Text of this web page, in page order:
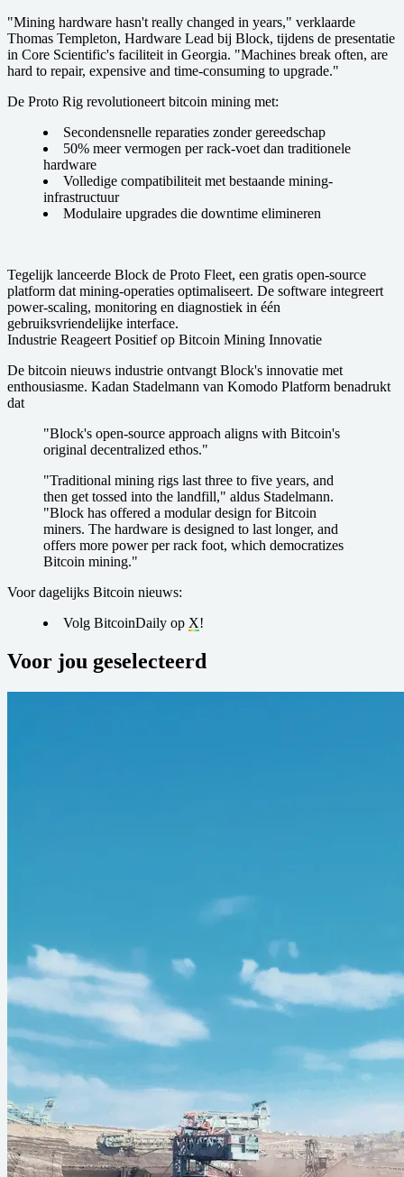
"Mining hardware hasn't really changed in years," verklaarde
Thomas Templeton, Hardware Lead bij Block, tijdens de presentatie
in Core Scientific's faciliteit in Georgia. "Machines break often, are
hard to repair, expensive and time-consuming to upgrade."
De Proto Rig revolutioneert bitcoin mining met:
Secondensnelle reparaties zonder gereedschap
50% meer vermogen per rack-voet dan traditionele
hardware
Volledige compatibiliteit met bestaande mining-
infrastructuur
Modulaire upgrades die downtime elimineren
Tegelijk lanceerde Block de Proto Fleet, een gratis open-source
platform dat mining-operaties optimaliseert. De software integreert
power-scaling, monitoring en diagnostiek in één
gebruiksvriendelijke interface.
Industrie Reageert Positief op Bitcoin Mining Innovatie
De bitcoin nieuws industrie ontvangt Block's innovatie met
enthousiasme. Kadan Stadelmann van Komodo Platform benadrukt
dat
"Block's open-source approach aligns with Bitcoin's
original decentralized ethos."
"Traditional mining rigs last three to five years, and
then get tossed into the landfill," aldus Stadelmann.
"Block has offered a modular design for Bitcoin
miners. The hardware is designed to last longer, and
offers more power per rack foot, which democratizes
Bitcoin mining."
Voor dagelijks Bitcoin nieuws:
Volg BitcoinDaily op X!
Voor jou geselecteerd